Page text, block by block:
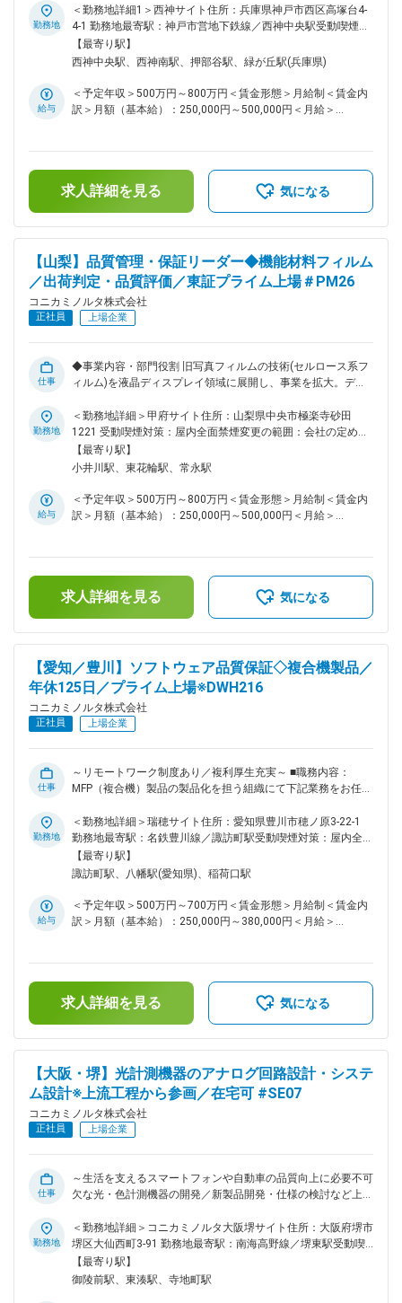
ッセージ】 コニカミノルタは医療診断分野のお客様と強い信
頼関係を持ち、お客様と共に新しい価値を創造できる職場で
す。 皆さんの技術を医療業界の社会課題解決に活かしてみま
せんか。 職場は多様なバックボーンを持つメンバーが協力し
ながら仕事をしており、互いを尊重し主体的に仕事を進められ
る環境です。ご応募お待ちしています。 変更の範囲：会社の
定める業務
所において新興企業の市場参入が加速し、多種多様なニーズを
具体化する各種部材の継続的な技術革新が求められています。
当社は、従来からのセルロース系フィルムに加え、シクロオレ
フィン系、アクリル系などの新樹脂フィルムの展開と、当社独
ディスプレイ業界で顧客に新たな価値を提供し、産業の進化発
展に貢献しています。 品質保証部は、該フィルム生産品の品
います。所属しているメンバーは、製造/生産技術/開発経験者
など様々なバッググランドを持っており、関連部署と協力して
安定した品質確保に向け日々奮闘しております。 ◆仕事内容
品質保証管理における生産フィルムの品質評価及び出荷判断を
されるフィルムの品質評価計画の立案と評価実行、品質課題に
対する対応検討と実行、日々のオペレーションまで幅広くご担
当いただきます。 生産部などの関連部署と共に協力し、日々
の品質評価の計画策定とその推進に加え、新製品に対して開発
部/生産部などの関連部署とも協力し規格の制定から品質評
価、評価結果の解析（品質安定性の評価）とそのフィードバッ
質評価実行、評価結果管理と報告 ・生産部門との品質評価に
ついての調整やすり合わせ ・新製品の規格制定、運用。 ・営
ンバーの業務管理 ◆リモートワーク頻度 ※コニカミノルタ全社
として、最低週2回の出社を原則としています。 但し、工場勤
務のため、生産状況に合わせていただく必要があります。 変
更の範囲：会社の定める業務
勤務地
＜勤務地詳細1＞西神サイト住所：兵庫県神戸市西区高塚台4-
4-1 勤務地最寄駅：神戸市営地下鉄線／西神中央駅受動喫煙対
策：屋内全面禁煙＜勤務地詳細2＞神戸サイト住所：兵庫県神
戸市西区高塚台1-5-3 勤務地最寄駅：神戸市営地下鉄線／西神
事業所（リモートワーク含む）
【最寄り駅】
西神中央駅、西神南駅、押部谷駅、緑が丘駅(兵庫県)
給与
＜予定年収＞500万円～800万円＜賃金形態＞月給制＜賃金内
訳＞月額（基本給）：250,000円～500,000円＜月給＞
り、選考を通じて上下する可能性があります。月給(月額)は固
定手当を含めた表記です。
求人詳細を見る 気になる
【山梨】品質管理・保証リーダー◆機能材料フィルム
／出荷判定・品質評価／東証プライム上場＃PM26
コニカミノルタ株式会社
正社員 上場企業
仕事
◆事業内容・部門役割 旧写真フィルムの技術(セルロース系フ
ィルム)を液晶ディスプレイ領域に展開し、事業を拡大。ディ
所において新興企業の市場参入が加速し、多種多様なニーズを
具体化する各種部材の継続的な技術革新が求められています。
当社は、従来からのセルロース系フィルムに加え、シクロオレ
フィン、アクリル系などの新樹脂フィルムの展開と、当社独自
ィスプレイ業界で顧客に新たな価値を提供し、産業の進化に貢
献しています。品質保証部では事業利益への貢献と企業価値最
ームのリーダーとして、評価結果の監視を行い、異常時には関
連部門と協力し対応策の策定、実行を主導する。 ・品質保証
体制の維持・改善のために、関連部署と協力し、対応策の策
す。品質の維持向上は顧客価値に直結し、また損益にも直結す
る非常にやりがいがある業務です。また昨今、世間ではコンプ
ライアンス問題が多発してますが、我々は品質不正を起こさな
いための様々な対応を、積極的に推進しています。これら活動
を通じて、お客様の信頼を獲得し、価値向上に貢献できるの
も、我々の業務の醍醐味です。ディスプレイ向けフィルム事業
日々発生する課題解決には社内組織関係者だけでなく、サプラ
イヤーや顧客含めた利害関係者との折衝も必要ですが、その中
て、課題解決能力を磨き交流の幅の広げながら自己成長を実感
いただけると思います。 ◆リモートワーク頻度 リモートワー
ク併用可能 ※コニカミノルタ全社として、最低週2回の出社を
原則としています。 但し、工場勤務のため、生産状況に合わ
せていただく必要があります。 変更の範囲：会社の定める業
勤務地
＜勤務地詳細＞甲府サイト住所：山梨県中央市極楽寺砂田
1221 受動喫煙対策：屋内全面禁煙変更の範囲：会社の定める
事業所（リモートワーク含む）
【最寄り駅】
小井川駅、東花輪駅、常永駅
給与
＜予定年収＞500万円～800万円＜賃金形態＞月給制＜賃金内
訳＞月額（基本給）：250,000円～500,000円＜月給＞
り、選考を通じて上下する可能性があります。月給(月額)は固
定手当を含めた表記です。
求人詳細を見る 気になる
【愛知／豊川】ソフトウェア品質保証◇複合機製品／
年休125日／プライム上場※DWH216
コニカミノルタ株式会社
正社員 上場企業
仕事
～リモートワーク制度あり／複利厚生充実～ ■職務内容：
MFP（複合機）製品の製品化を担う組織にて下記業務をお任せ
２）計画に基づいた製品評価による品質判断 ３）次期新製品
への品質向上施策の検討と展開 ４）DXを活用した市場品質分
析と業務効率化の推進 ・開発、サービス部門など社内の関連
部署と連携し、実機を使用した評価や問題対応を行いソフトウ
品の情報もあるため、経験が無い方でも、OJTにより業務の
理解を深めていけます。数年経験を積んだ後、製品化を推進す
類含めたシステム全体のソフトウエア品質の確保と顧客満足度
向上 ■仕事の魅力： ・MFP製品は、様々な情報通信技術やアプ
リケーションとの融合により多機能化しており、お客様のワー
クプレイスにおける様々な課題を解決することができます。こ
品の品質を保証する」という概念から「新しい価値を継続的に
提供する」という概念への変革が必要です。 ・製品の進化と
共に、自らの能力も進化させつつ、自らの裁量で品質保証業務
を行いながらお客様に喜んでもらえる価値提供が実践できま
す。 併せて資格取得など、ソフトウェア品質保証の業務を通
してスキルアップが図れます。 ■リモートワーク頻度につい
中にありますが、依然としてMFP事業はコニカミノルタの収益
の柱です。 組織は様々なバックグラウンドを持つメンバーで
仲間が集まった雰囲気の良い職場です。あなたの経験を活か
し、一緒に魅力ある製品作りをしていきませんか。 変更の範
囲：会社の定める業務
勤務地
＜勤務地詳細＞瑞穂サイト住所：愛知県豊川市穂ノ原3-22-1
勤務地最寄駅：名鉄豊川線／諏訪町駅受動喫煙対策：屋内全面
禁煙変更の範囲：会社の定める事業所（リモートワーク含む）
【最寄り駅】
諏訪町駅、八幡駅(愛知県)、稲荷口駅
給与
＜予定年収＞500万円～700万円＜賃金形態＞月給制＜賃金内
訳＞月額（基本給）：250,000円～380,000円＜月給＞
万円～570万円・係長クラス：620万円～840万円・管理職：
950万円～1,400万円※上記金額は、あくまで目安・参考値とな
ります。賃金はあくまでも目安の金額であり、選考を通じて上
です。
求人詳細を見る 気になる
【大阪・堺】光計測機器のアナログ回路設計・システ
ム設計※上流工程から参画／在宅可 #SE07
コニカミノルタ株式会社
正社員 上場企業
仕事
～生活を支えるスマートフォンや自動車の品質向上に必要不可
欠な光・色計測機器の開発／新製品開発・仕様の検討など上流
概要： 生活を支えるスマートフォンや自動車の品質向上に必
要不可欠な光・色計測機器の開発。電気設計技術者として以下
業務に携わって頂きます。 光・色計測機器の回路設計を機種
の主担当として推進していただきます。 また経験に応じて、
勤務地
＜勤務地詳細＞コニカミノルタ大阪堺サイト住所：大阪府堺市
堺区大仙西町3-91 勤務地最寄駅：南海高野線／堺東駅受動喫
煙対策：敷地内全面禁煙変更の範囲：会社の定める事業所（リ
モートワーク含む）
【最寄り駅】
御陵前駅、東湊駅、寺地町駅